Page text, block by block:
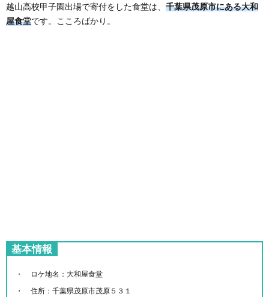
越山高校甲子園出場で寄付をした食堂は、 千葉県茂原市にある大和
屋食堂です。こころばかり。
基本情報
ロケ地名：大和屋食堂
住所：千葉県茂原市茂原５３１